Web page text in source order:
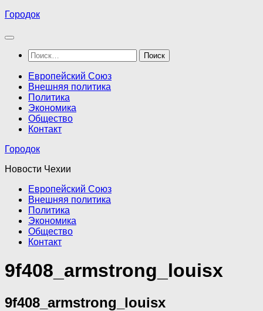
Перейти
содержимому
Городок
Найти:
Европейский Союз
Внешняя политика
Политика
Экономика
Общество
Контакт
Городок
Новости Чехии
Европейский Союз
Внешняя политика
Политика
Экономика
Общество
Контакт
9f408_armstrong_louisx
9f408_armstrong_louisx